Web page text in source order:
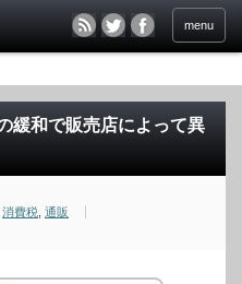
menu
緩和で販売店によって異
消費税 通販